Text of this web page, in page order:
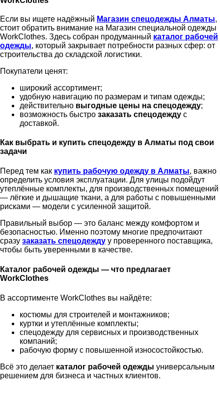
Если вы ищете надёжный Магазин спецодежды Алматы,
стоит обратить внимание на Магазин специальной одежды
WorkClothes. Здесь собран продуманный каталог рабочей
одежды, который закрывает потребности разных сфер: от
строительства до складской логистики.
Покупатели ценят:
широкий ассортимент;
удобную навигацию по размерам и типам одежды;
действительно выгодные цены на спецодежду;
возможность быстро заказать спецодежду с
доставкой.
Как выбрать и купить спецодежду в Алматы под свои
задачи
Перед тем как купить рабочую одежду в Алматы, важно
определить условия эксплуатации. Для улицы подойдут
утеплённые комплекты, для производственных помещений
— лёгкие и дышащие ткани, а для работы с повышенными
рисками — модели с усиленной защитой.
Правильный выбор — это баланс между комфортом и
безопасностью. Именно поэтому многие предпочитают
сразу заказать спецодежду у проверенного поставщика,
чтобы быть уверенными в качестве.
Каталог рабочей одежды — что предлагает
WorkClothes
В ассортименте WorkClothes вы найдёте:
костюмы для строителей и монтажников;
куртки и утеплённые комплекты;
спецодежду для сервисных и производственных
компаний;
рабочую форму с повышенной износостойкостью.
Всё это делает каталог рабочей одежды универсальным
решением для бизнеса и частных клиентов.